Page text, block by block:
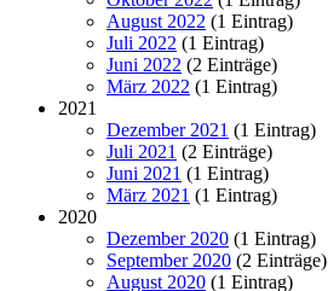
August 2022 (1 Eintrag)
Juli 2022 (1 Eintrag)
Juni 2022 (2 Einträge)
März 2022 (1 Eintrag)
2021
Dezember 2021 (1 Eintrag)
Juli 2021 (2 Einträge)
Juni 2021 (1 Eintrag)
März 2021 (1 Eintrag)
2020
Dezember 2020 (1 Eintrag)
September 2020 (2 Einträge)
August 2020 (1 Eintrag)